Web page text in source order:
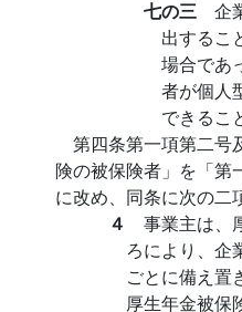
七の三 企
出するこ
場合であ
者が個人
できるこ
第四条第一項第二号
険の被保険者」を「第
に改め、同条に次の二
４ 事業主は、
ろにより、企
ごとに備え置
厚生年金被保